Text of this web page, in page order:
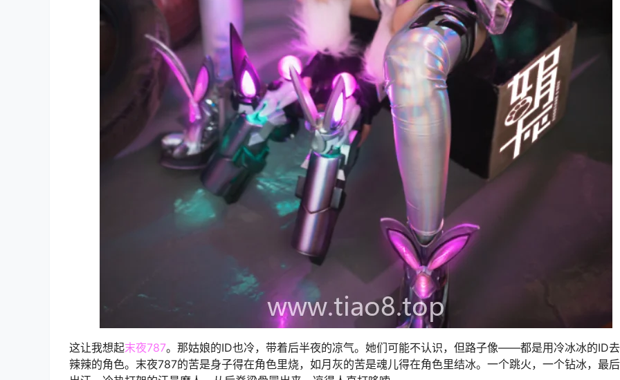
这让我想起末夜787。那姑娘的ID也冷，带着后半夜的凉气。她们可能不认识，但路子像——都是用冷冰冰的ID
辣辣的角色。末夜787的苦是身子得在角色里烧，如月灰的苦是魂儿得在角色里结冰。一个跳火，一个钻冰，最